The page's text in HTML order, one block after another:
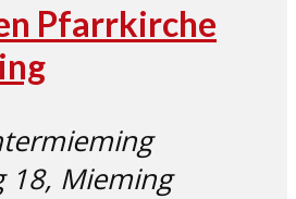
Pfarrkirche
18, Mieming